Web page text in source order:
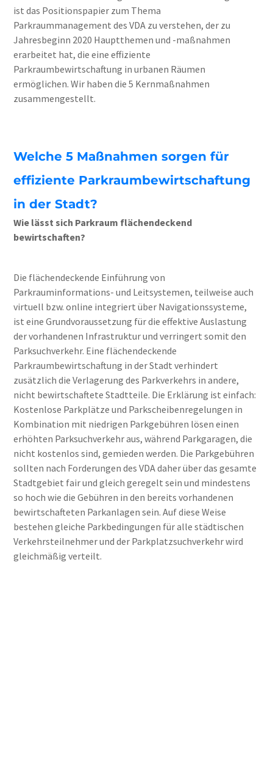
ist das Positionspapier zum Thema
Parkraummanagement des VDA zu verstehen, der zu
Jahresbeginn 2020 Hauptthemen und -maßnahmen
erarbeitet hat, die eine effiziente
Parkraumbewirtschaftung in urbanen Räumen
ermöglichen. Wir haben die 5 Kernmaßnahmen
zusammengestellt.
Welche 5 Maßnahmen sorgen für
effiziente Parkraumbewirtschaftung
in der Stadt?
Wie lässt sich Parkraum flächendeckend
bewirtschaften?
Die flächendeckende Einführung von
Parkrauminformations- und Leitsystemen, teilweise auch
virtuell bzw. online integriert über Navigationssysteme,
ist eine Grundvoraussetzung für die effektive Auslastung
der vorhandenen Infrastruktur und verringert somit den
Parksuchverkehr. Eine flächendeckende
Parkraumbewirtschaftung in der Stadt verhindert
zusätzlich die Verlagerung des Parkverkehrs in andere,
nicht bewirtschaftete Stadtteile. Die Erklärung ist einfach:
Kostenlose Parkplätze und Parkscheibenregelungen in
Kombination mit niedrigen Parkgebühren lösen einen
erhöhten Parksuchverkehr aus, während Parkgaragen, die
nicht kostenlos sind, gemieden werden. Die Parkgebühren
sollten nach Forderungen des VDA daher über das gesamte
Stadtgebiet fair und gleich geregelt sein und mindestens
so hoch wie die Gebühren in den bereits vorhandenen
bewirtschafteten Parkanlagen sein. Auf diese Weise
bestehen gleiche Parkbedingungen für alle städtischen
Verkehrsteilnehmer und der Parkplatzsuchverkehr wird
gleichmäßig verteilt.